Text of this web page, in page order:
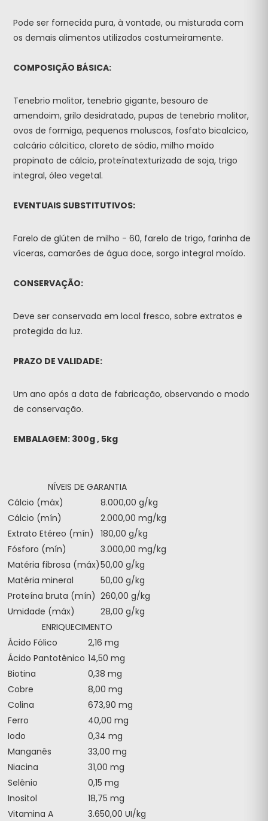
Pode ser fornecida pura, à vontade, ou misturada com
os demais alimentos utilizados costumeiramente.
COMPOSIÇÃO BÁSICA:
Tenebrio molitor, tenebrio gigante, besouro de
amendoim, grilo desidratado, pupas de tenebrio molitor,
ovos de formiga, pequenos moluscos, fosfato bicalcico,
calcário cálcitico, cloreto de sódio, milho moído
propinato de cálcio, proteínatexturizada de soja, trigo
integral, óleo vegetal.
EVENTUAIS SUBSTITUTIVOS:
Farelo de glúten de milho - 60, farelo de trigo, farinha de
víceras, camarões de água doce, sorgo integral moído.
CONSERVAÇÃO:
Deve ser conservada em local fresco, sobre extratos e
protegida da luz.
PRAZO DE VALIDADE:
Um ano após a data de fabricação, observando o modo
de conservação.
EMBALAGEM: 300g , 5kg
NÍVEIS DE GARANTIA
Cálcio (máx)
8.000,00 g/kg
Cálcio (mín)
2.000,00 mg/kg
Extrato Etéreo (mín)
180,00 g/kg
Fósforo (mín)
3.000,00 mg/kg
Matéria fibrosa (máx)50,00 g/kg
Matéria mineral
50,00 g/kg
Proteína bruta (mín) 260,00 g/kg
Umidade (máx)
28,00 g/kg
ENRIQUECIMENTO
Ácido Fólico
2,16 mg
Ácido Pantotênico 14,50 mg
Biotina
0,38 mg
Cobre
8,00 mg
Colina
673,90 mg
Ferro
40,00 mg
Iodo
0,34 mg
Manganês
33,00 mg
Niacina
31,00 mg
Selênio
0,15 mg
Inositol
18,75 mg
Vitamina A
3.650,00 UI/kg